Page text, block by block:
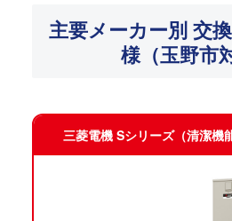
主要メーカー別 交
様（玉野市
三菱電機 Sシリーズ（清潔機